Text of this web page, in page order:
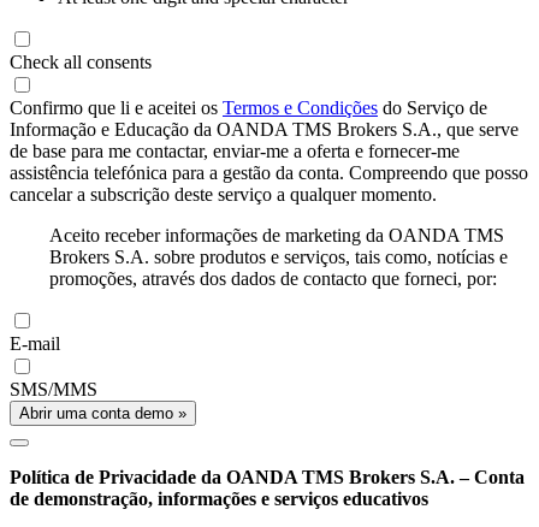
Check all consents
Confirmo que li e aceitei os Termos e Condições do Serviço de
Informação e Educação da OANDA TMS Brokers S.A., que serve
de base para me contactar, enviar-me a oferta e fornecer-me
assistência telefónica para a gestão da conta. Compreendo que posso
cancelar a subscrição deste serviço a qualquer momento.
Aceito receber informações de marketing da OANDA TMS
Brokers S.A. sobre produtos e serviços, tais como, notícias e
promoções, através dos dados de contacto que forneci, por:
E-mail
SMS/MMS
Abrir uma conta demo »
Política de Privacidade da OANDA TMS Brokers S.A. – Conta
de demonstração, informações e serviços educativos